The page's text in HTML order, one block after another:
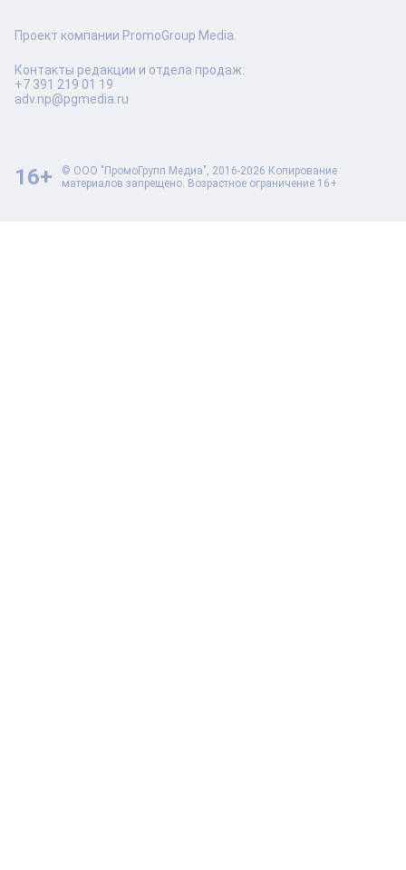
Проект компании PromoGroup Media.
Контакты редакции и отдела продаж:
+7 391 219 01 19
adv.np@pgmedia.ru
© ООО "ПромоГрупп Медиа", 2016-2026 Копирование
материалов запрещено. Возрастное ограничение 16+
16+